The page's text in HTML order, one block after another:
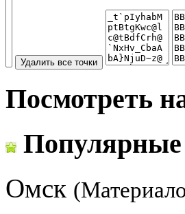
Посмотреть
Популярные
Омск